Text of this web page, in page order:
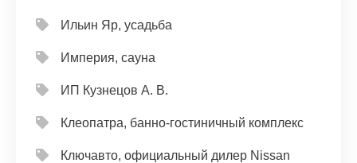
Ильин Яр, усадьба
Империя, сауна
ИП Кузнецов А. В.
Клеопатра, банно-гостиничный комплекс
Ключавто, официальный дилер Nissan